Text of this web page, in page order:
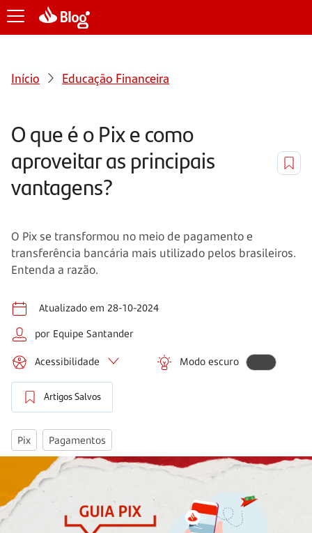
Início Educação Financeira
O que é o Pix e como
aproveitar as principais
vantagens?
O Pix se transformou no meio de pagamento e
transferência bancária mais utilizado pelos brasileiros.
Entenda a razão.
Atualizado em 28-10-2024
por Equipe Santander
Acessibilidade Modo escuro
Artigos Salvos
Pix Pagamentos